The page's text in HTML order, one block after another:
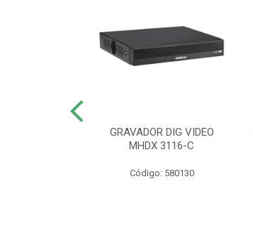
GRAVADOR DIG VIDEO
MHDX 3116-C
Código: 580130